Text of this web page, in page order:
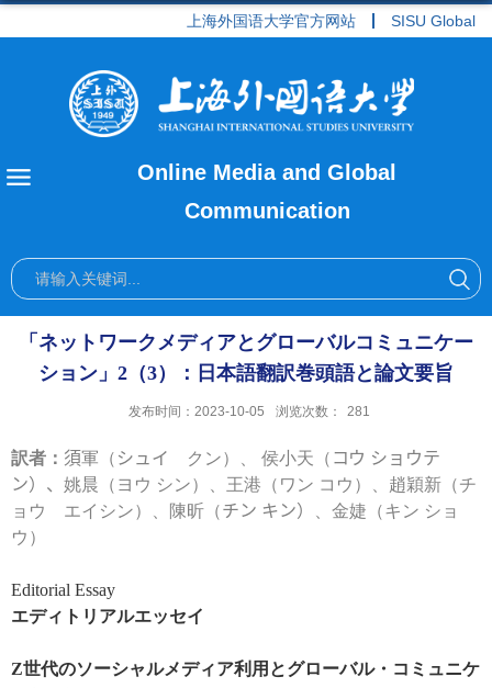
上海外国语大学官方网站 SISU Global
Online Media and Global
Communication
「ネットワークメディアとグローバルコミュニケー
ション」2（3）：日本語翻訳巻頭語と論文要旨
发布时间：2023-10-05 浏览次数： 281
訳者： 須軍（ シュイ クン）、 侯小天（ コウ ショウテ
ン）、 姚晨（ヨウ シン）、王港（ワン コウ）、趙穎新（チ
ョウ エイシン）、陳昕（チン キン）
、金婕（キン ショ
ウ）
Editorial Essay
エディトリアルエッセイ
Z世代のソーシャルメディア利用とグローバル・コミュニケ